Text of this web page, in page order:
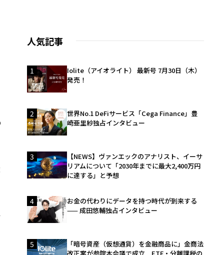
人気記事
1
Iolite（アイオライト） 最新号 7月30日（木）
発売！
2
世界No.1 DeFiサービス「Cega Finance」豊
崎亜里紗独占インタビュー
3
【NEWS】ヴァンエックのアナリスト、イーサ
リアムについて「2030年までに最大2,400万円
に達する」と予想
4
お金の代わりにデータを持つ時代が到来する
—— 成田悠輔独占インタビュー
5
「暗号資産（仮想通貨）を金融商品に」金商法